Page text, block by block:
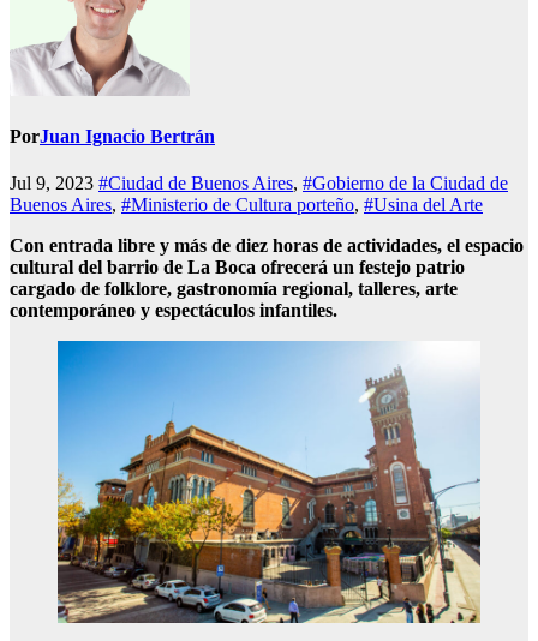
PorJuan Ignacio Bertrán
Jul 9, 2023 #Ciudad de Buenos Aires, #Gobierno de la Ciudad de
Buenos Aires, #Ministerio de Cultura porteño, #Usina del Arte
Con entrada libre y más de diez horas de actividades, el espacio
cultural del barrio de La Boca ofrecerá un festejo patrio
cargado de folklore, gastronomía regional, talleres, arte
contemporáneo y espectáculos infantiles.